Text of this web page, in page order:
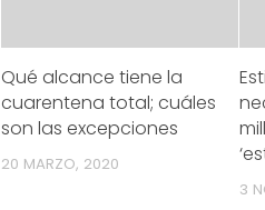
Qué alcance tiene la
cuarentena total; cuáles
son las excepciones
20 MARZO, 2020
3